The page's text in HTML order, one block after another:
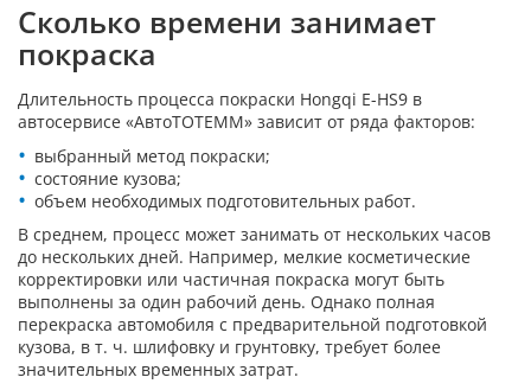
Сколько времени занимает
покраска
Длительность процесса покраски Hongqi E-HS9 в
автосервисе «АвтоТОТЕММ» зависит от ряда факторов:
выбранный метод покраски;
состояние кузова;
объем необходимых подготовительных работ.
В среднем, процесс может занимать от нескольких часов
до нескольких дней. Например, мелкие косметические
корректировки или частичная покраска могут быть
выполнены за один рабочий день. Однако полная
перекраска автомобиля с предварительной подготовкой
кузова, в т. ч. шлифовку и грунтовку, требует более
значительных временных затрат.